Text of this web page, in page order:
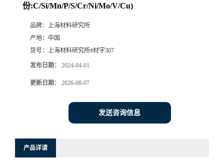
份:C/Si/Mn/P/S/Cr/Ni/Mo/V/Cu)
品牌： 上海材料研究所
产地： 中国
货号： 上海材料研究所#材字307
发布日期： 2024-04-01
更新日期： 2026-08-07
发送咨询信息
产品详请